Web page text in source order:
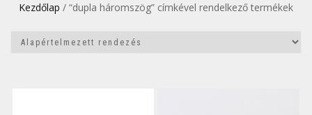
Kezdőlap / “dupla háromszög” címkével rendelkező termékek